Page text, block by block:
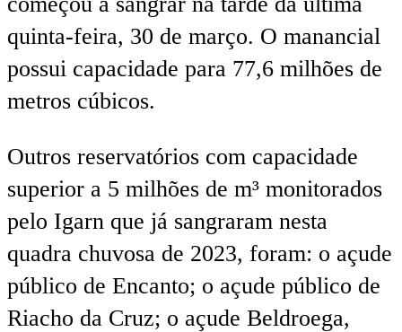
quinta-feira, 30 de março. O manancial
possui capacidade para 77,6 milhões de
metros cúbicos.
Outros reservatórios com capacidade
superior a 5 milhões de m³ monitorados
pelo Igarn que já sangraram nesta
quadra chuvosa de 2023, foram: o açude
público de Encanto; o açude público de
Riacho da Cruz; o açude Beldroega,